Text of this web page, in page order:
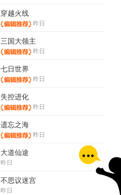
穿越火线
昨日
三国大领主
昨日
七日世界
昨日
失控进化
昨日
遗忘之海
昨日
大道仙途
昨日
不思议迷宫
昨日